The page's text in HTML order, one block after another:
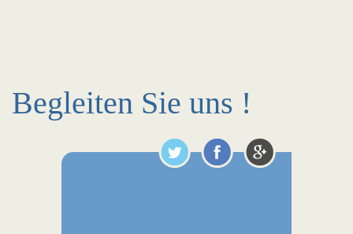
Begleiten Sie uns !